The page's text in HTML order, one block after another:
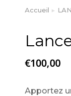
Vous êtes
Accueil
€100,00
Apportez